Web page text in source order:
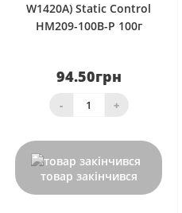
W1420A) Static Control
HM209-100B-P 100г
94.50грн
- +
товар закінчився